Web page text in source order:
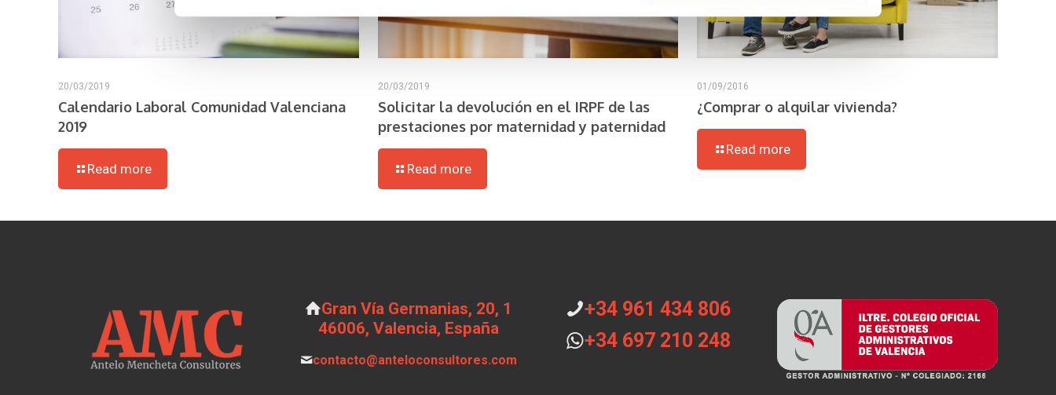
20/03/2019
Calendario Laboral Comunidad Valenciana
2019
Read more
20/03/2019
Solicitar la devolución en el IRPF de las
prestaciones por maternidad y paternidad
Read more
01/09/2016
¿Comprar o alquilar vivienda?
Read more
Gran Vía Germanias, 20, 1
46006, Valencia, España
contacto@anteloconsultores.com
+34 961 434 806
+34 697 210 248